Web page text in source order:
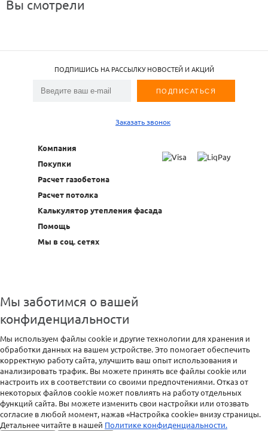
Вы смотрели
ПОДПИШИСЬ НА РАССЫЛКУ НОВОСТЕЙ И АКЦИЙ
Заказать звонок
Компания
Покупки
Расчет газобетона
Расчет потолка
Калькулятор утепления фасада
Помощь
Мы в соц. сетях
Мы заботимся о вашей
конфиденциальности
Мы используем файлы cookie и другие технологии для хранения и
обработки данных на вашем устройстве. Это помогает обеспечить
корректную работу сайта, улучшить ваш опыт использования и
анализировать трафик. Вы можете принять все файлы cookie или
настроить их в соответствии со своими предпочтениями. Отказ от
некоторых файлов cookie может повлиять на работу отдельных
функций сайта. Вы можете изменить свои настройки или отозвать
согласие в любой момент, нажав «Настройка cookie» внизу страницы.
Детальнее читайте в нашей Политике конфиденциальности.